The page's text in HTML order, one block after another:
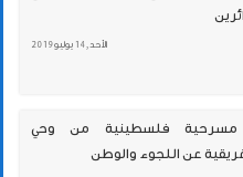
الأحد , 14 يوليو 2019
فلسطينية من وحي
عن اللجوء والوطن